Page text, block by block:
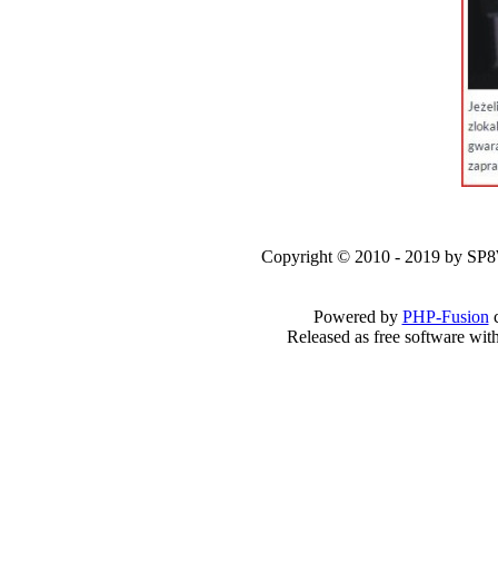
Copyright © 2010 - 2019 by
Powered by PHP-Fusion
Released as free software